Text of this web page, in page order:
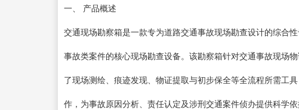
一、 产品概述
交通现场勘察箱是一款专为道路交通事故现场勘查设计的综合
事故类案件的核心现场勘查设备。该勘察箱针对交通事故现场
了现场测绘、痕迹发现、物证提取与初步保全等全流程所需工
作，为事故原因分析、责任认定及涉刑交通案件侦办提供科学